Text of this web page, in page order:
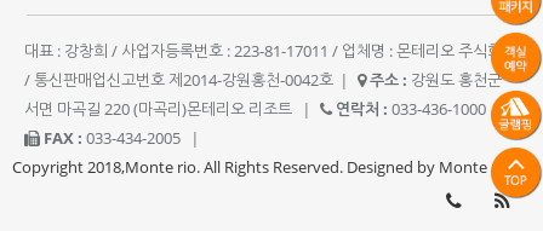
대표 : 강창희 / 사업자등록번호 : 223-81-17011 / 업체명 : 몬테리오 주식회사
/ 통신판매업신고번호 제2014-강원홍천-0042호 | 주소 : 강원도 홍천군
서면 마곡길 220 (마곡리)몬테리오 리조트
| 연락처 : 033-436-1000
|
FAX : 033-434-2005
|
Copyright 2018,Monte rio. All Rights Reserved. Designed by Monte rio.